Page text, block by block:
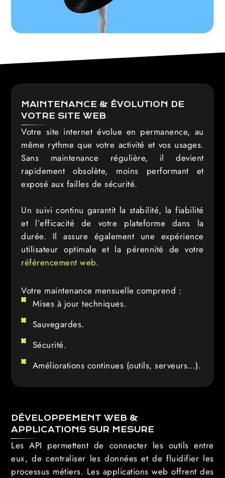
MAINTENANCE & ÉVOLUTION DE
VOTRE SITE WEB
Votre site internet évolue en permanence, au
même rythme que votre activité et vos usages.
Sans maintenance régulière, il devient
rapidement obsolète, moins performant et
exposé aux failles de sécurité.
Un suivi continu garantit la stabilité, la fiabilité
et l’efficacité de votre plateforme dans la
durée. Il assure également une expérience
utilisateur optimale et la pérennité de votre
référencement web.
Votre maintenance mensuelle comprend :
Mises à jour techniques.
Sauvegardes.
Sécurité.
Améliorations continues (outils, serveurs…).
DÉVELOPPEMENT WEB &
APPLICATIONS SUR MESURE
Les API permettent de connecter les outils entre
eux, de centraliser les données et de fluidifier les
processus métiers. Les applications web offrent des